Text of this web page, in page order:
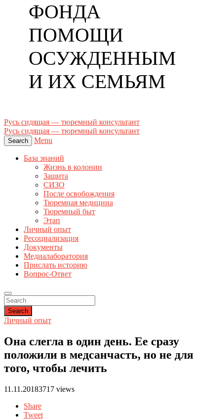
ФОНДА
ПОМОЩИ
ОСУЖДЕННЫМ
И ИХ СЕМЬЯМ
Русь сидящая — тюремный консультант
Русь сидящая — тюремный консультант
Search Menu
База знаний
Жизнь в колонии
Защита
СИЗО
После освобождения
Тюремная медицина
Тюремный быт
Этап
Личный опыт
Ресоциализация
Документы
Медиалаборатория
Прислать историю
Вопрос-Ответ
Search
Личный опыт
Она слегла в один день. Ее сразу
положили в медсанчасть, но не для
того, чтобы лечить
11.11.20183717 views
Share
Tweet